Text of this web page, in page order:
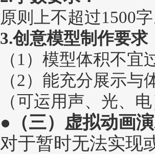
原则上不超过1500
3.创意模型制作要求
（1）模型体积不
（2）能充分展示
（可运用声、光、
●（三）虚拟动画
对于暂时无法实现